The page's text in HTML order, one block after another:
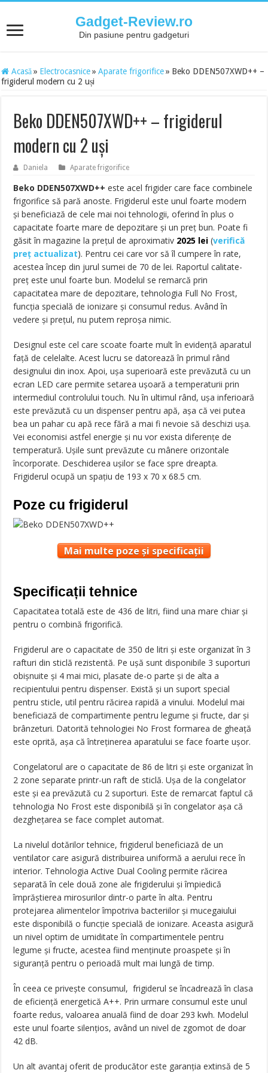
Gadget-Review.ro
Din pasiune pentru gadgeturi
Acasă » Electrocasnice » Aparate frigorifice » Beko DDEN507XWD++ –
frigiderul modern cu 2 uși
Beko DDEN507XWD++ – frigiderul
modern cu 2 uși
Daniela Aparate frigorifice
Beko DDEN507XWD++ este acel frigider care face combinele
frigorifice să pară anoste. Frigiderul este unul foarte modern
și beneficiază de cele mai noi tehnologii, oferind în plus o
capacitate foarte mare de depozitare și un preț bun. Poate fi
găsit în magazine la prețul de aproximativ 2025 lei (verifică
preț actualizat). Pentru cei care vor să îl cumpere în rate,
acestea încep din jurul sumei de 70 de lei. Raportul calitate-
preț este unul foarte bun. Modelul se remarcă prin
capacitatea mare de depozitare, tehnologia Full No Frost,
funcția specială de ionizare și consumul redus. Având în
vedere și prețul, nu putem reproșa nimic.
Designul este cel care scoate foarte mult în evidență aparatul
față de celelalte. Acest lucru se datorează în primul rând
designului din inox. Apoi, ușa superioară este prevăzută cu un
ecran LED care permite setarea ușoară a temperaturii prin
intermediul controlului touch. Nu în ultimul rând, ușa inferioară
este prevăzută cu un dispenser pentru apă, așa că vei putea
bea un pahar cu apă rece fără a mai fi nevoie să deschizi ușa.
Vei economisi astfel energie și nu vor exista diferențe de
temperatură. Ușile sunt prevăzute cu mânere orizontale
încorporate. Deschiderea ușilor se face spre dreapta.
Frigiderul ocupă un spațiu de 193 x 70 x 68.5 cm.
Poze cu frigiderul
Mai multe poze și specificații
Specificații tehnice
Capacitatea totală este de 436 de litri, fiind una mare chiar și
pentru o combină frigorifică.
Frigiderul are o capacitate de 350 de litri și este organizat în 3
rafturi din sticlă rezistentă. Pe ușă sunt disponibile 3 suporturi
obișnuite și 4 mai mici, plasate de-o parte și de alta a
recipientului pentru dispenser. Există și un suport special
pentru sticle, util pentru răcirea rapidă a vinului. Modelul mai
beneficiază de compartimente pentru legume și fructe, dar și
brânzeturi. Datorită tehnologiei No Frost formarea de gheață
este oprită, așa că întreținerea aparatului se face foarte ușor.
Congelatorul are o capacitate de 86 de litri și este organizat în
2 zone separate printr-un raft de sticlă. Ușa de la congelator
este și ea prevăzută cu 2 suporturi. Este de remarcat faptul că
tehnologia No Frost este disponibilă și în congelator așa că
dezghețarea se face complet automat.
La nivelul dotărilor tehnice, frigiderul beneficiază de un
ventilator care asigură distribuirea uniformă a aerului rece în
interior. Tehnologia Active Dual Cooling permite răcirea
separată în cele două zone ale frigiderului și împiedică
împrăștierea mirosurilor dintr-o parte în alta. Pentru
protejarea alimentelor împotriva bacteriilor și mucegaiului
este disponibilă o funcție specială de ionizare. Aceasta asigură
un nivel optim de umiditate în compartimentele pentru
legume și fructe, acestea fiind menținute proaspete și în
siguranță pentru o perioadă mult mai lungă de timp.
În ceea ce privește consumul, frigiderul se încadrează în clasa
de eficiență energetică A++. Prin urmare consumul este unul
foarte redus, valoarea anuală fiind de doar 293 kwh. Modelul
este unul foarte silențios, având un nivel de zgomot de doar
42 dB.
Un alt avantaj oferit de producător este garanția extinsă de 5